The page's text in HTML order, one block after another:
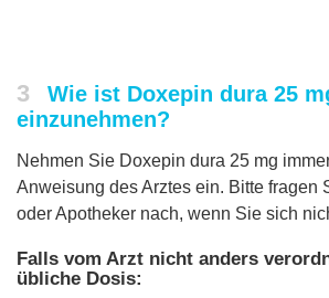
3
Wie ist Doxepin dura 25
einzunehmen?
Nehmen Sie Doxepin dura 25 mg
Anweisung des Arztes ein. Bitte fragen
oder Apotheker nach, wenn Sie sich
Falls vom Arzt nicht anders
übliche Dosis: